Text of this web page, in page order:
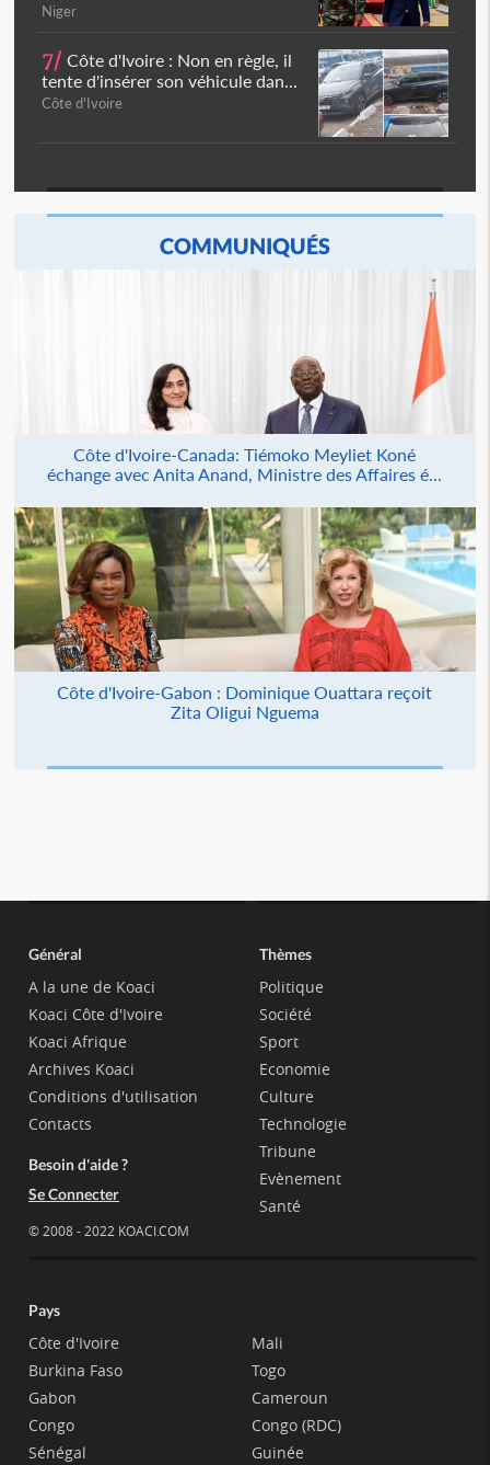
Niger
7/ Côte d'Ivoire : Non en règle, il
tente d'insérer son véhicule dan...
Côte d'Ivoire
COMMUNIQUÉS
Côte d'Ivoire-Canada: Tiémoko Meyliet Koné
échange avec Anita Anand, Ministre des Affaires é...
Côte d'Ivoire-Gabon : Dominique Ouattara reçoit
Zita Oligui Nguema
Général
A la une de Koaci
Koaci Côte d'Ivoire
Koaci Afrique
Archives Koaci
Conditions d'utilisation
Contacts
Besoin d'aide ?
Se Connecter
© 2008 - 2022 KOACI.COM
Thèmes
Politique
Société
Sport
Economie
Culture
Technologie
Tribune
Evènement
Santé
Pays
Côte d'Ivoire
Burkina Faso
Gabon
Congo
Sénégal
Mali
Togo
Cameroun
Congo (RDC)
Guinée